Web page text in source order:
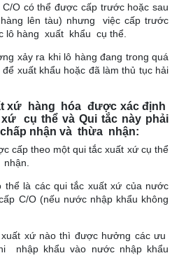
O có thể được cấp trước hoặc sau
lên tàu) nhưng việc cấp trước
lô hàng xuất khẩu cụ thể.
xảy ra khi lô hàng đang trong quá
xuất khẩu hoặc đã làm thủ tục hải
xứ hàng hóa được xác định
cụ thể và Qui tắc này phải
nhận và thừa nhận:
cấp theo một qui tắc xuất xứ cụ thể
thể là các qui tắc xuất xứ của nước
C/O (nếu nước nhập khẩu không
xứ nào thì được hưởng các ưu
nhập khẩu vào nước nhập khẩu